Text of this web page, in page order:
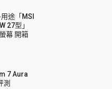
途「MSI
27型」
幕 開箱
7 Aura
測